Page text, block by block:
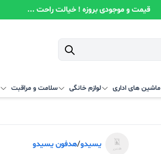
قیمت و موجودی بروزه ! خیالت راحت ...
ماشین های اداری لوازم خانگی سلامت و مراقبت
یسیدو/هدفون یسیدو